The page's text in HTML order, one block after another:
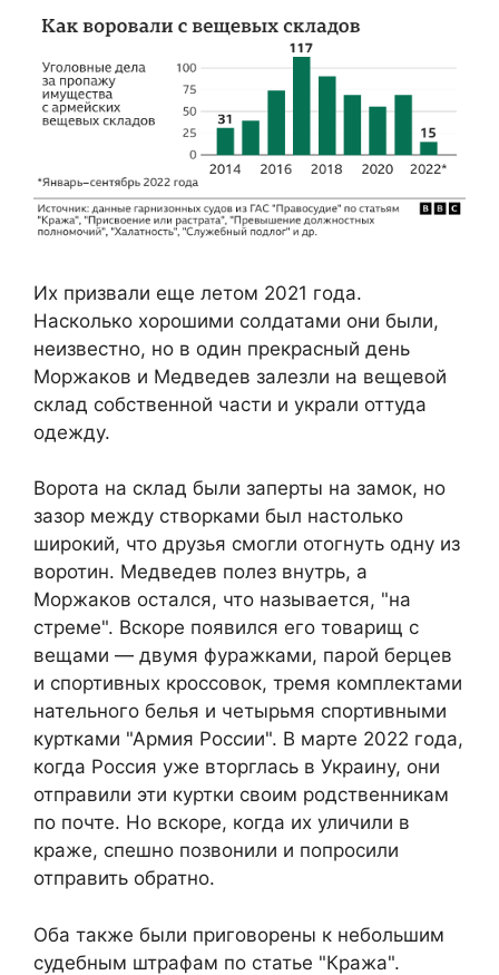
Их призвали еще летом 2021 года.
Насколько хорошими солдатами они были,
неизвестно, но в один прекрасный день
Моржаков и Медведев залезли на вещевой
склад собственной части и украли оттуда
одежду.
Ворота на склад были заперты на замок, но
зазор между створками был настолько
широкий, что друзья смогли отогнуть одну из
воротин. Медведев полез внутрь, а
Моржаков остался, что называется, "на
стреме". Вскоре появился его товарищ с
вещами — двумя фуражками, парой берцев
и спортивных кроссовок, тремя комплектами
нательного белья и четырьмя спортивными
куртками "Армия России". В марте 2022 года,
когда Россия уже вторглась в Украину, они
отправили эти куртки своим родственникам
по почте. Но вскоре, когда их уличили в
краже, спешно позвонили и попросили
отправить обратно.
Оба также были приговорены к небольшим
судебным штрафам по статье "Кража".